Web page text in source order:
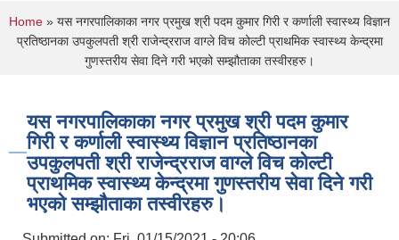
You are here
Home » यस नगरपालिकाका नगर प्रमुख श्री पदम कुमार गिरी र कर्णाली स्वास्थ्य विज्ञान
प्रतिष्ठानका उपकुलपती श्री राजेन्द्रराज वाग्ले विच कोल्टी प्राथमिक स्वास्थ्य केन्द्रमा
गुणस्तरीय सेवा दिने गरी भएको सम्झौताका तस्वीरहरु।
यस नगरपालिकाका नगर प्रमुख श्री पदम कुमार
गिरी र कर्णाली स्वास्थ्य विज्ञान प्रतिष्ठानका
उपकुलपती श्री राजेन्द्रराज वाग्ले विच कोल्टी
प्राथमिक स्वास्थ्य केन्द्रमा गुणस्तरीय सेवा दिने गरी
भएको सम्झौताका तस्वीरहरु।